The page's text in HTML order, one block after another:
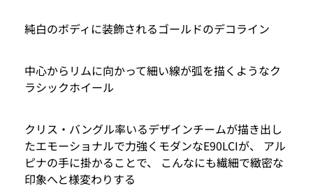
純白のボディに装飾されるゴールドのデコライン
中心からリムに向かって細い線が弧を描くようなク
ラシックホイール
クリス・バングル率いるデザインチームが描き出し
たエモーショナルで力強くモダンなE90LCIが、 アル
ピナの手に掛かることで、 こんなにも繊細で緻密な
印象へと様変わりする